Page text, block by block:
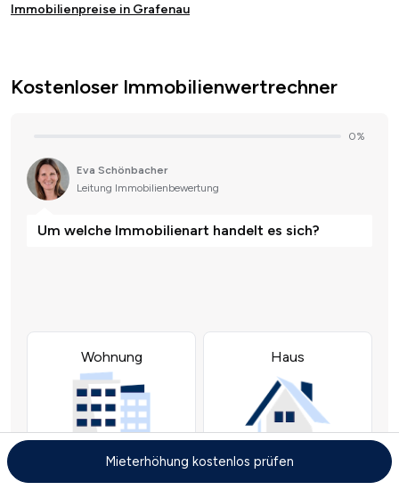
Immobilienpreise in Grafenau
Kostenloser Immobilienwertrechner
Mieterhöhung kostenlos prüfen